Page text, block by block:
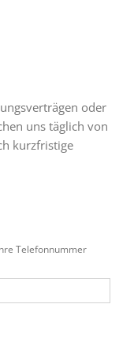
oder
uns täglich von
kurzfristige
Telefonnummer